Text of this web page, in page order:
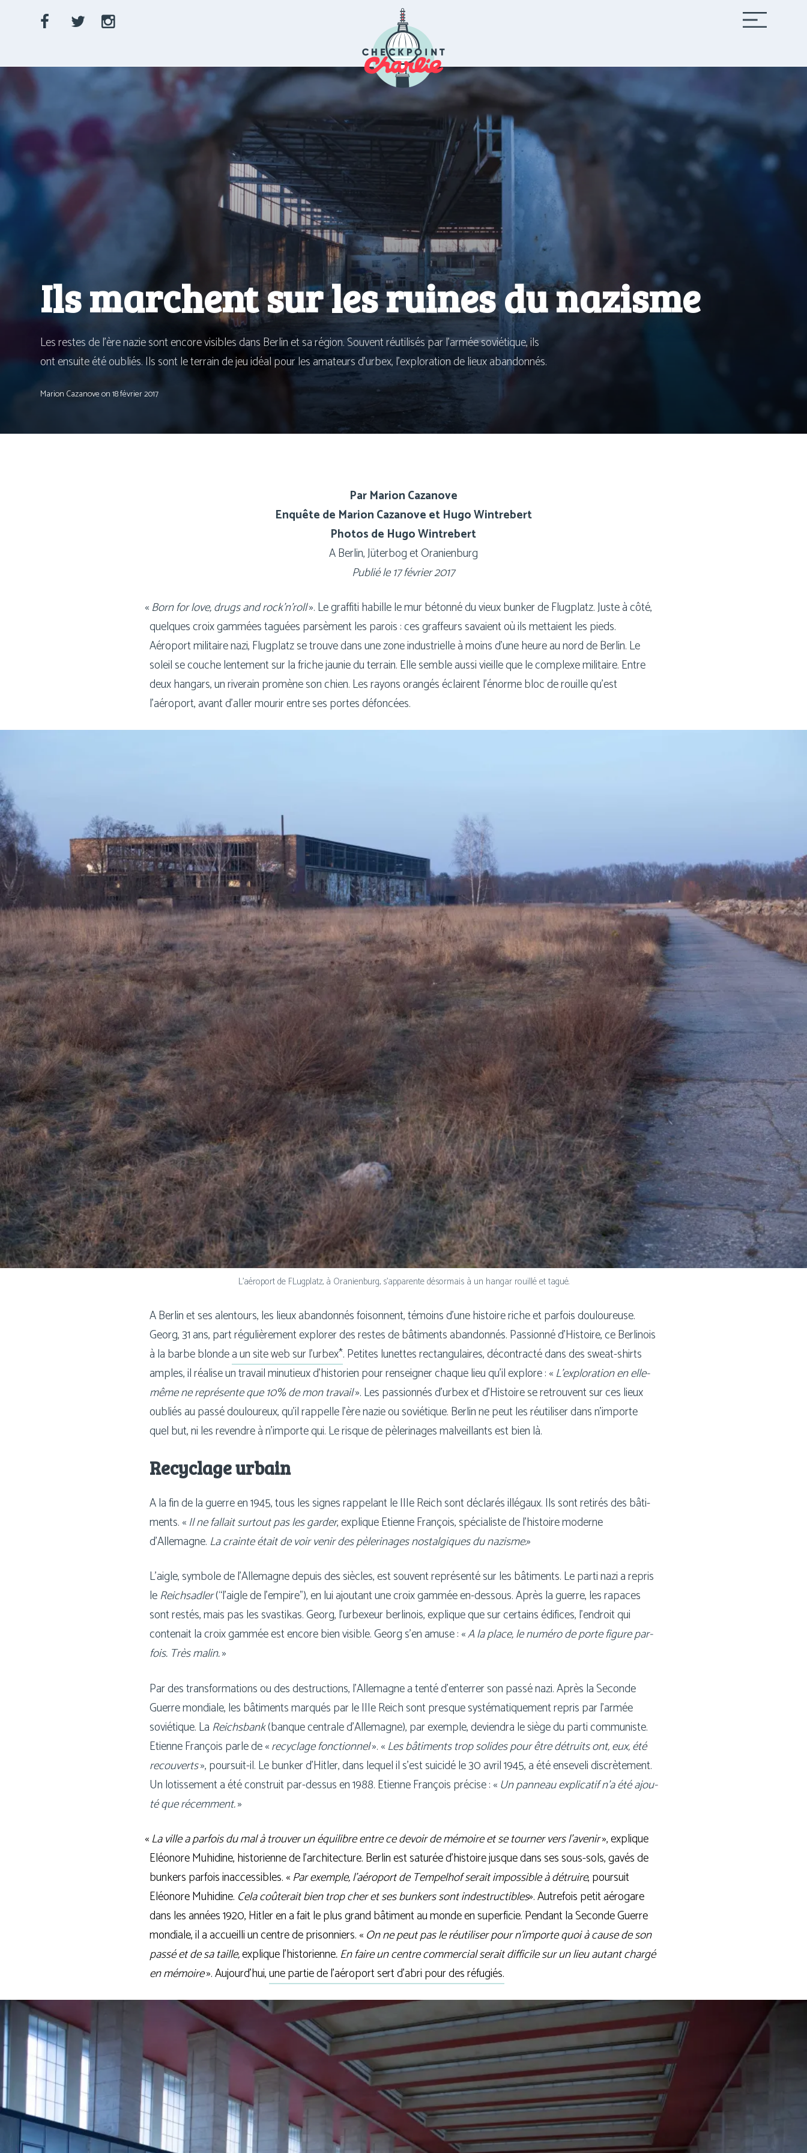
Checkpoint Charlie
Le média de la 71 à Berlin
FacebookTwitter
Ils marchent sur les ruines du nazisme
Les restes de l’ère nazie sont encore visibles dans Berlin et sa région. Souvent réuti­li­sés par l’armée sovié­tique, ils
ont ensuite été oubliés. Ils sont le ter­rain de jeu idéal pour les ama­teurs d’urbex, l’exploration de lieux abandonnés.
Marion Cazanoveon18 février 2017
Par Marion Cazanove
Enquête de Marion Cazanove et Hugo Wintrebert
Photos de Hugo Wintrebert
A Berlin, Jüterbog et Oranienburg
Publié le 17 février 2017
«Born for love, drugs and rock’n’­roll». Le graf­fi­ti habille le mur béton­né du vieux bun­ker de Flugplatz. Juste à côté,
quelques croix gam­mées taguées par­sèment les parois : ces graf­feurs savaient où ils met­taient les pieds.
Aéroport mili­taire nazi, Flugplatz se trouve dans une zone indus­trielle à moins d’une heure au nord de Berlin. Le
soleil se couche len­te­ment sur la friche jau­nie du ter­rain. Elle semble aus­si vieille que le com­plexe mili­taire. Entre
deux han­gars, un rive­rain pro­mène son chien. Les rayons oran­gés éclairent l’énorme bloc de rouille qu’est
l’aéroport, avant d’aller mou­rir entre ses portes défoncées.
L’aéroport de FLugplatz, à Oranienburg, s’ap­pa­rente désor­mais à un han­gar rouillé et tagué.
A Berlin et ses alen­tours, les lieux aban­don­nés foi­sonnent, témoins d’une his­toire riche et par­fois dou­lou­reuse.
Georg, 31 ans, part régu­liè­re­ment explo­rer des restes de bâti­ments aban­don­nés. Passionné d’Histoire, ce Berlinois
à la barbe blondea un site web sur l’urbex*. Petites lunettes rec­tan­gu­laires, décon­trac­té dans des sweat-shirts
amples, il réa­lise un tra­vail minu­tieux d’historien pour ren­sei­gner chaque lieu qu’il explore : «L’exploration en elle-
même ne repré­sente que 10% de mon tra­vail». Les pas­sion­nés d’ur­bex et d’Histoire se retrouvent sur ces lieux
oubliés au pas­sé dou­lou­reux, qu’il rap­pelle l’ère nazie ou sovié­tique. Berlin ne peut les réuti­li­ser dans n’im­porte
quel but, ni les revendre à n’im­porte qui. Le risque de pèle­ri­nages mal­veillants est bien là.
Recyclage urbain
A la fin de la guerre en 1945, tous les signes rap­pe­lant le IIIe Reich sont décla­rés illé­gaux. Ils sont reti­rés des bâti­
ments. «Il ne fal­lait sur­tout pas les gar­der, explique Etienne François, spé­cia­liste de l’histoire moderne
d’Allemagne. La crainte était de voir venir des pèle­ri­nages nos­tal­giques du nazisme.»
L’aigle, sym­bole de l’Allemagne depuis des siècles, est sou­vent repré­sen­té sur les bâti­ments. Le par­ti nazi a repris
leReichsadler(“l’aigle de l’empire”), en lui ajou­tant une croix gam­mée en-dessous. Après la guerre, les rapaces
sont res­tés, mais pas les svas­ti­kas. Georg, l’urbexeur ber­li­nois, explique que sur cer­tains édi­fices, l’endroit qui
conte­nait la croix gam­mée est encore bien visible. Georg s’en amuse : «A la place, le numé­ro de porte figure par­
fois. Très malin.»
Par des trans­for­ma­tions ou des des­truc­tions, l’Allemagne a ten­té d’enterrer son pas­sé nazi. Après la Seconde
Guerre mon­diale, les bâti­ments mar­qués par le IIIe Reich sont presque sys­té­ma­ti­que­ment repris par l’armée
sovié­tique. La Reichsbank(banque cen­trale d’Allemagne), par exemple, devien­dra le siège du par­ti com­mu­niste.
Etienne François parle de «recy­clage fonc­tion­nel». «Les bâti­ments trop solides pour être détruits ont, eux, été
recou­verts», poursuit-il. Le bun­ker d’Hitler, dans lequel il s’est sui­ci­dé le 30 avril 1945, a été ense­ve­li dis­crè­te­ment.
Un lotis­se­ment a été construit par-dessus en 1988. Etienne François pré­cise : «Un pan­neau expli­ca­tif n’a été ajou­
té que récem­ment.»
«La ville a par­fois du mal à trou­ver un équi­libre entre ce devoir de mémoire et se tour­ner vers l’avenir», explique
Eléonore Muhidine, his­to­rienne de l’architecture. Berlin est satu­rée d’histoire jusque dans ses sous-sols, gavés de
bun­kers par­fois inac­ces­sibles. «Par exemple, l’aéroport de Tempelhof serait impos­sible à détruire, pour­suit
Eléonore Muhidine. Cela coû­te­rait bien trop cher et ses bun­kers sont indes­truc­tibles». Autrefois petit aéro­gare
dans les années 1920, Hitler en a fait le plus grand bâti­ment au monde en super­fi­cie. Pendant la Seconde Guerre
mon­diale, il a accueilli un centre de pri­son­niers. «On ne peut pas le réuti­li­ser pour n’importe quoi à cause de son
pas­sé et de sa taille,explique l’his­to­rienne. En faire un centre com­mer­cial serait dif­fi­cile sur un lieu autant char­gé
en mémoire». Aujourd’hui,une par­tie de l’aéroport sert d’abri pour des réfugiés.